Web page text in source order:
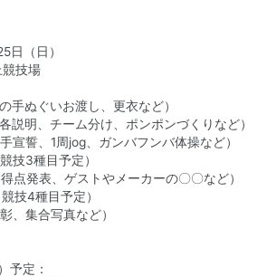
日（日）
技場
手ぬぐいお渡し、更衣など）
説明、チーム分け、ポンポンづくりなど）
宣誓、1周jog、ガンバフンバ体操など）
技3種目予定）
点発表、ゲストやメーカーの〇〇など）
技4種目予定）
、集合写真など）
予定：